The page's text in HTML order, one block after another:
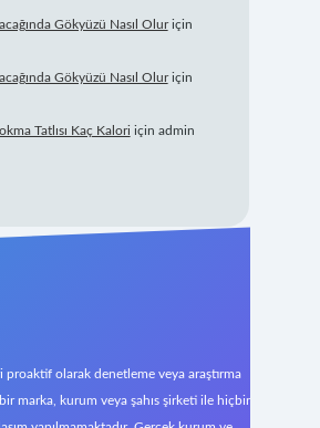
Gökyüzü Nasıl Oluriçin
Gökyüzü Nasıl Oluriçin
Tatlısı Kaç Kalori için admin
olarak denetleme veya araştırma
marka, kurum veya şahıs şirketi ile hiçbir